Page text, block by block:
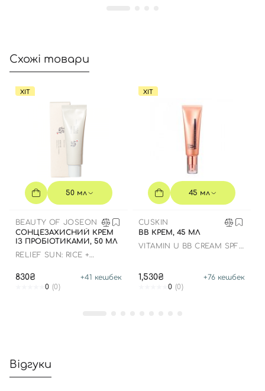
Схожі товари
ХІТ
50 мл
BEAUTY OF JOSEON
СОНЦЕЗАХИСНИЙ КРЕМ
ІЗ ПРОБІОТИКАМИ, 50 МЛ
RELIEF SUN: RICE +
830₴ +41 кешбек
0 (0)
ХІТ
45 мл
CUSKIN
BB КРЕМ, 45 МЛ
VITAMIN U BB CREAM SPF
1,530₴ +76 кешбек
0 (0)
Відгуки
Вхід Реєстрація
Номер телефону
Відправляючи форму для авторизації/реєстрації ви
приймаєте умови Угоди користувача